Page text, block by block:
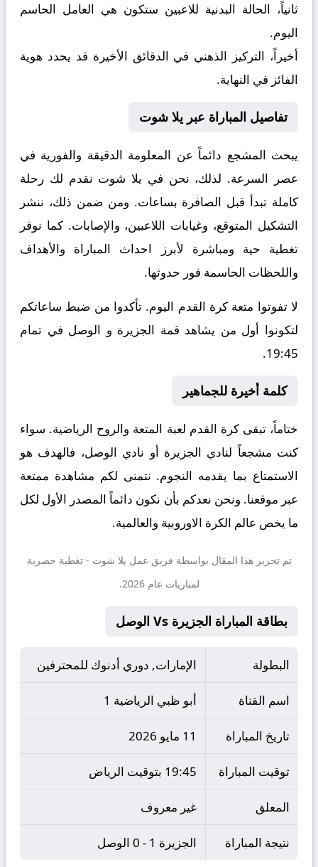
ثانياً، الحالة البدنية للاعبين ستكون هي العامل الحاسم
اليوم.
أخيراً، التركيز الذهني في الدقائق الأخيرة قد يحدد هوية
الفائز في النهاية.
تفاصيل المباراة عبر يلا شوت
يبحث المشجع دائماً عن المعلومة الدقيقة والفورية في
عصر السرعة. لذلك، نحن في يلا شوت نقدم لك رحلة
كاملة تبدأ قبل الصافرة بساعات. ومن ضمن ذلك، ننشر
التشكيل المتوقع، وغيابات اللاعبين، والإصابات. كما نوفر
تغطية حية ومباشرة لأبرز احداث المباراة والأهداف
واللحظات الحاسمة فور حدوثها.
لا تفوتوا متعة كرة القدم اليوم. تأكدوا من ضبط ساعاتكم
لتكونوا أول من يشاهد قمة الجزيرة و الوصل في تمام
19:45.
كلمة أخيرة للجماهير
ختاماً، تبقى كرة القدم لعبة المتعة والروح الرياضية. سواء
كنت مشجعاً لنادي الجزيرة أو نادي الوصل، فالهدف هو
الاستمتاع بما يقدمه النجوم. نتمنى لكم مشاهدة ممتعة
عبر موقعنا. ونحن نعدكم بأن نكون دائماً المصدر الأول لكل
ما يخص عالم الكرة الاوروبية والعالمية.
تم تحرير هذا المقال بواسطة فريق عمل يلا شوت - تغطية حصرية
لمباريات عام 2026.
بطاقة المباراة الجزيرة Vs الوصل
البطولة الإمارات, دوري أدنوك للمحترفين
اسم القناة أبو ظبي الرياضية 1
تاريخ المباراة 11 مايو 2026
توقيت المباراة 19:45 بتوقيت الرياض
المعلق غير معروف
نتيجة المباراة الجزيرة 1 - 0 الوصل